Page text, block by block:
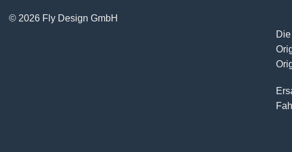
© 2026 Fly Design GmbH